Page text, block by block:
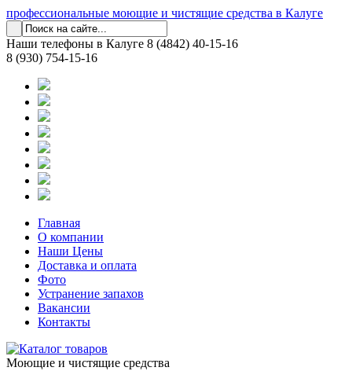
профессиональные моющие и чистящие средства в Калуге
Наши телефоны в Калуге 8 (4842) 40-15-16
8 (930) 754-15-16
Главная
О компании
Наши Цены
Доставка и оплата
Фото
Устранение запахов
Вакансии
Контакты
Моющие и чистящие средства